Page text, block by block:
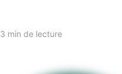
3 min de lecture